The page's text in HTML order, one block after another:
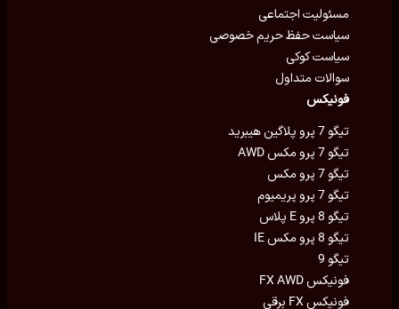
مسئولیت اجتماعی
سیاست حفظ حریم خصوصی
سیاست کوکی
سوالات متداول
فونیکس
تیگو 7 پرو پلاگین هیبرید
تیگو 7 پرو مکس AWD
تیگو 7 پرو مکس
تیگو 7 پرو پریمیوم
تیگو 8 پرو E پلاس
تیگو 8 پرو مکس IE
تیگو 9
فونیکس FX AWD
فونیکس FX برقی